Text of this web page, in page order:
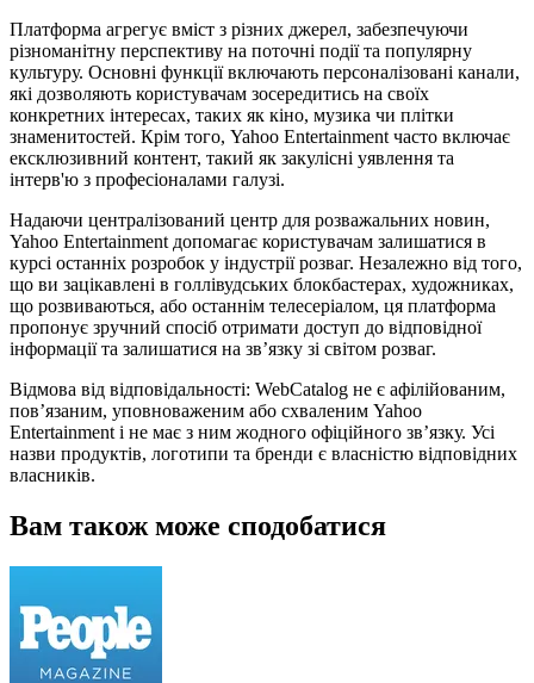
Платформа агрегує вміст з різних джерел, забезпечуючи
різноманітну перспективу на поточні події та популярну
культуру. Основні функції включають персоналізовані канали,
які дозволяють користувачам зосередитись на своїх
конкретних інтересах, таких як кіно, музика чи плітки
знаменитостей. Крім того, Yahoo Entertainment часто включає
ексклюзивний контент, такий як закулісні уявлення та
інтерв'ю з професіоналами галузі.
Надаючи централізований центр для розважальних новин,
Yahoo Entertainment допомагає користувачам залишатися в
курсі останніх розробок у індустрії розваг. Незалежно від того,
що ви зацікавлені в голлівудських блокбастерах, художниках,
що розвиваються, або останнім телесеріалом, ця платформа
пропонує зручний спосіб отримати доступ до відповідної
інформації та залишатися на зв’язку зі світом розваг.
Відмова від відповідальності: WebCatalog не є афілійованим,
пов’язаним, уповноваженим або схваленим Yahoo
Entertainment і не має з ним жодного офіційного зв’язку. Усі
назви продуктів, логотипи та бренди є власністю відповідних
власників.
Вам також може сподобатися